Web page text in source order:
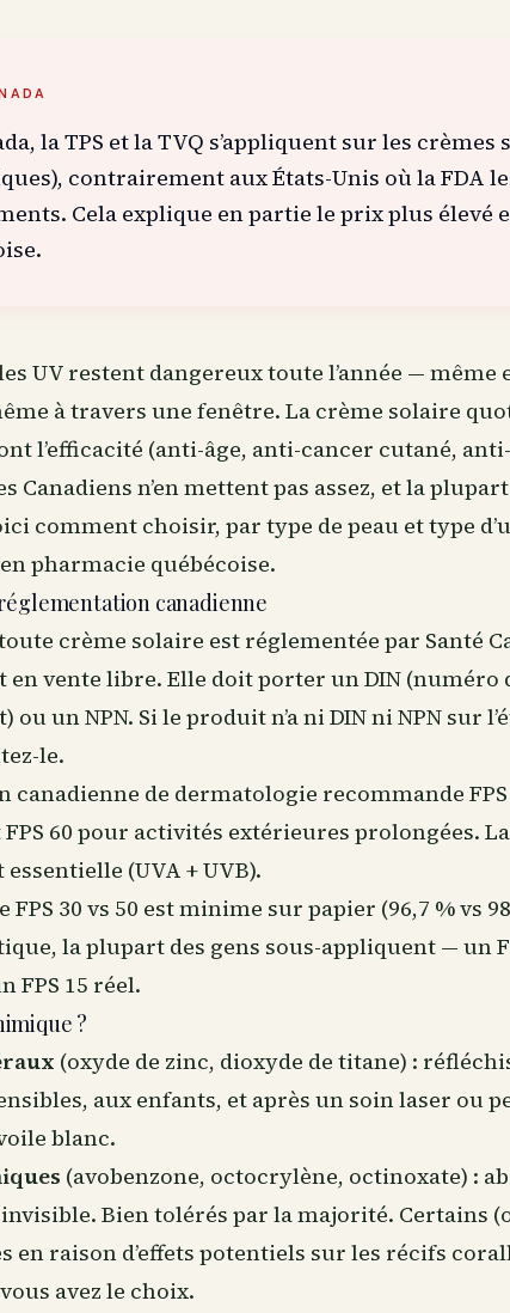
la TPS et la TVQ s’appliquent sur les
contrairement aux États-Unis où la FDA
Cela explique en partie le prix plus élevé
UV restent dangereux toute l’année — même
à travers une fenêtre. La crème solaire
l’efficacité (anti-âge, anti-cancer cutané,
Canadiens n’en mettent pas assez, et la
comment choisir, par type de peau et type
pharmacie québécoise.
canadienne
crème solaire est réglementée par Santé
en vente libre. Elle doit porter un DIN (numéro
ou un NPN. Si le produit n’a ni DIN ni NPN sur
le.
canadienne de dermatologie recommande
60 pour activités extérieures prolongées.
essentielle (UVA + UVB).
FPS 30 vs 50 est minime sur papier (96,7 % vs
la plupart des gens sous-appliquent — un
FPS 15 réel.
?
(oxyde de zinc, dioxyde de titane) :
aux enfants, et après un soin laser ou
blanc.
(avobenzone, octocrylène, octinoxate) :
Bien tolérés par la majorité. Certains
en raison d’effets potentiels sur les récifs
avez le choix.